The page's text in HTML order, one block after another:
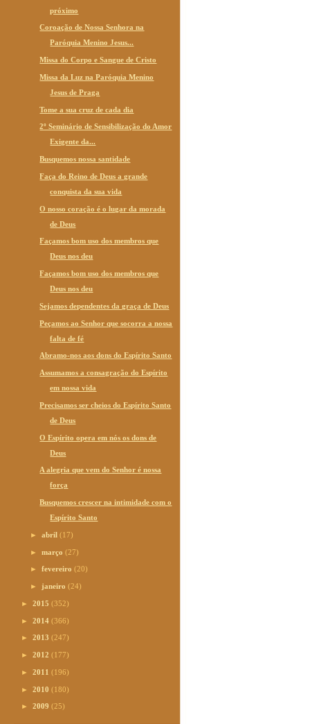
próximo
Coroação de Nossa Senhora na
Paróquia Menino Jesus...
Missa do Corpo e Sangue de Cristo
Missa da Luz na Paróquia Menino
Jesus de Praga
Tome a sua cruz de cada dia
2º Seminário de Sensibilização do Amor
Exigente da...
Busquemos nossa santidade
Faça do Reino de Deus a grande
conquista da sua vida
O nosso coração é o lugar da morada
de Deus
Façamos bom uso dos membros que
Deus nos deu
Façamos bom uso dos membros que
Deus nos deu
Sejamos dependentes da graça de Deus
Peçamos ao Senhor que socorra a nossa
falta de fé
Abramo-nos aos dons do Espírito Santo
Assumamos a consagração do Espírito
em nossa vida
Precisamos ser cheios do Espírito Santo
de Deus
O Espírito opera em nós os dons de
Deus
A alegria que vem do Senhor é nossa
força
Busquemos crescer na intimidade com o
Espírito Santo
►abril(17)
►março(27)
►fevereiro(20)
► janeiro(24)
► 2015 (352)
► 2014 (366)
► 2013 (247)
► 2012 (177)
► 2011 (196)
► 2010 (180)
► 2009 (25)